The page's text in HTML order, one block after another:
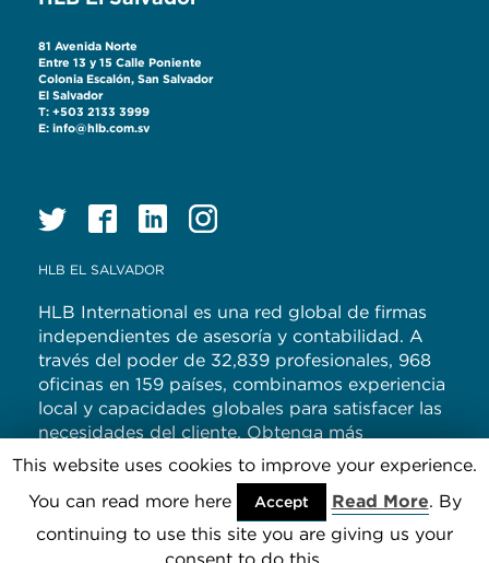
81 Avenida Norte
Entre 13 y 15 Calle Poniente
Colonia Escalón, San Salvador
El Salvador
T: +503 2133 3999
E: info@hlb.com.sv
HLB EL SALVADOR
HLB International es una red global de firmas
independientes de asesoría y contabilidad. A
través del poder de 32,839 profesionales, 968
oficinas en 159 países, combinamos experiencia
local y capacidades globales para satisfacer las
necesidades del cliente. Obtenga más
información sobre nosotros en
www.hlb.global
© Copyright HLB EL SALVADOR 2021
This website uses cookies to improve your experience.
You can read more here
Accept Read More. By
continuing to use this site you are giving us your